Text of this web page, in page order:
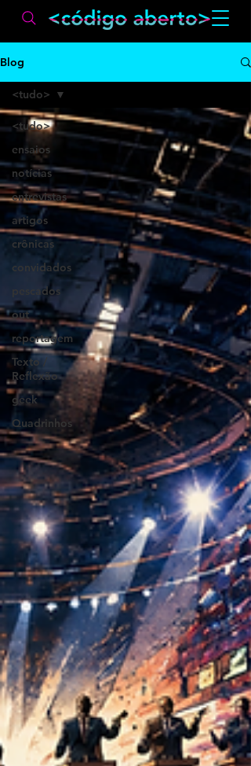
Blog
<tudo>
ensaios
notícias
entrevistas
artigos
crônicas
convidados
pescados
out
reportagem
Texto /
Reflexão
geek
Quadrinhos
<tudo>